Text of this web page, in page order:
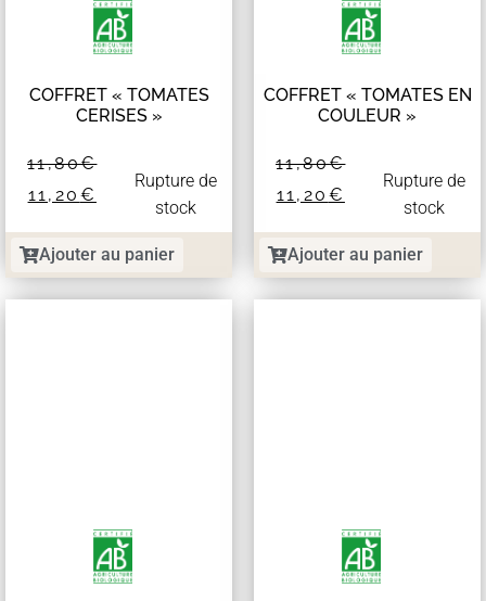
COFFRET « TOMATES
CERISES »
11,80€
11,20 €
Rupture de
stock
Ajouter au panier
COFFRET « TOMATES EN
COULEUR »
11,80€
11,20 €
Rupture de
stock
Ajouter au panier